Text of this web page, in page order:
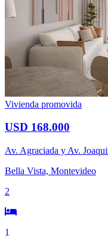
Vivienda promovida
USD 168.000
Av. Agraciada y Av.
Bella Vista, Montevideo
2
1